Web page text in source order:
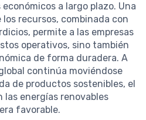
a largo plazo. Una
recursos, combinada con
permite a las empresas
operativos, sino también
de forma duradera. A
continúa moviéndose
de productos sostenibles, el
las energías renovables
favorable.